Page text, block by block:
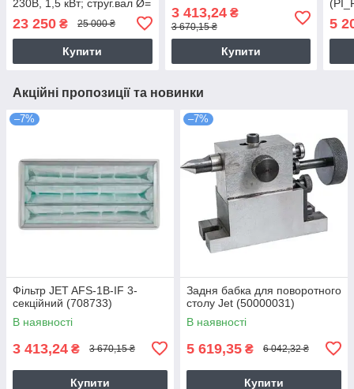
230В, 1,5 кВт; струг.вал Ø=
261х16,5х1,5
23 250 ₴ 25 000 ₴
Купити
3 413,24₴
3 670,15 ₴
Купити
5
Акційні пропозиції та новинки
–7%
Фільтр JET AFS-1B-IF 3-
секційний (708733)
В наявності
3 413,24 ₴ 3 670,15 ₴
Купити
–7%
Задня бабка для поворотного
столу Jet (50000031)
В наявності
5 619,35 ₴ 6 042,32 ₴
Купити